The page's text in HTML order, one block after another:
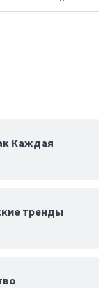
Каждая
тренды